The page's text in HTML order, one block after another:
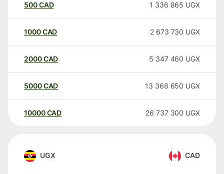
500CAD 1 336 865 UGX
1000CAD 2 673 730 UGX
2000CAD 5 347 460 UGX
5000CAD 13 368 650 UGX
10000 CAD 26 737 300 UGX
UGX CAD